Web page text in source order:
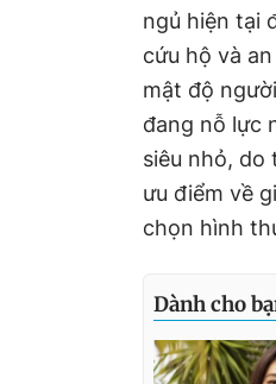
ngủ hiện tại
cứu hộ và
mật độ
đang nỗ lực
siêu nhỏ, do
ưu điểm về
chọn hình